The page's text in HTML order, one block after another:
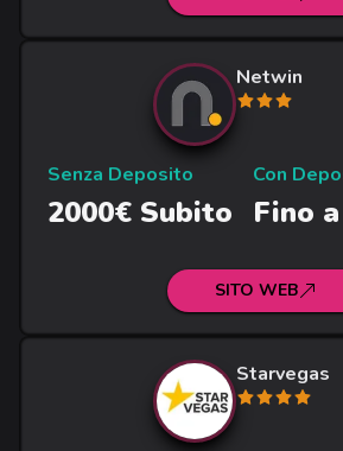
Netwin
Senza Deposito
2000€ Subito
Con
Fino
SITO WEB
Starvegas